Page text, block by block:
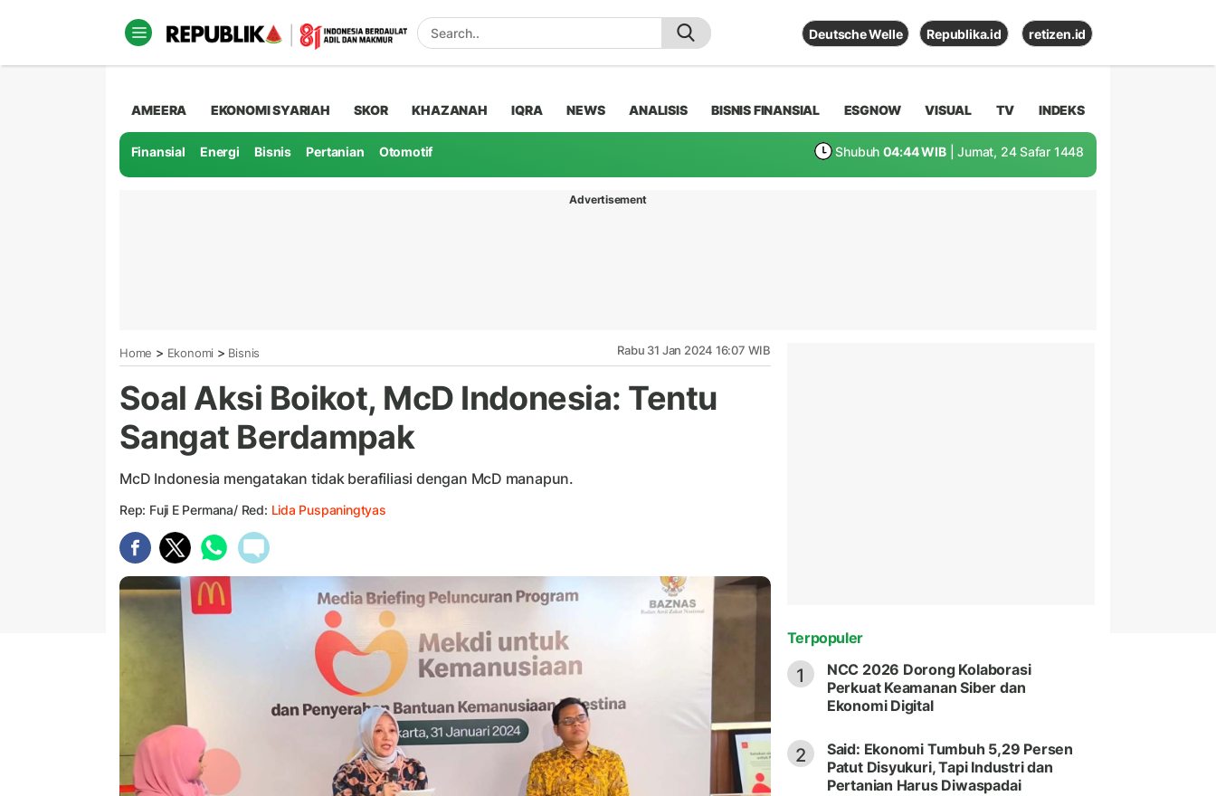
Deutsche Welle Republika.id retizen.id
AMEERA EKONOMI SYARIAH SKOR KHAZANAH IQRA NEWS ANALISIS BISNIS FINANSIAL ESGNOW VISUAL TV INDEKS
Finansial Energi Bisnis Pertanian Otomotif Shubuh 04:44 WIB | Jumat, 24 Safar 1448
Advertisement
Home > Ekonomi > Bisnis Rabu 31 Jan 2024 16:07 WIB
Soal Aksi Boikot, McD Indonesia: Tentu
Sangat Berdampak
McD Indonesia mengatakan tidak berafiliasi dengan McD manapun.
Rep: Fuji E Permana/ Red: Lida Puspaningtyas
Terpopuler
1
NCC 2026 Dorong Kolaborasi
Perkuat Keamanan Siber dan
Ekonomi Digital
2
Said: Ekonomi Tumbuh 5,29 Persen
Patut Disyukuri, Tapi Industri dan
Pertanian Harus Diwaspadai